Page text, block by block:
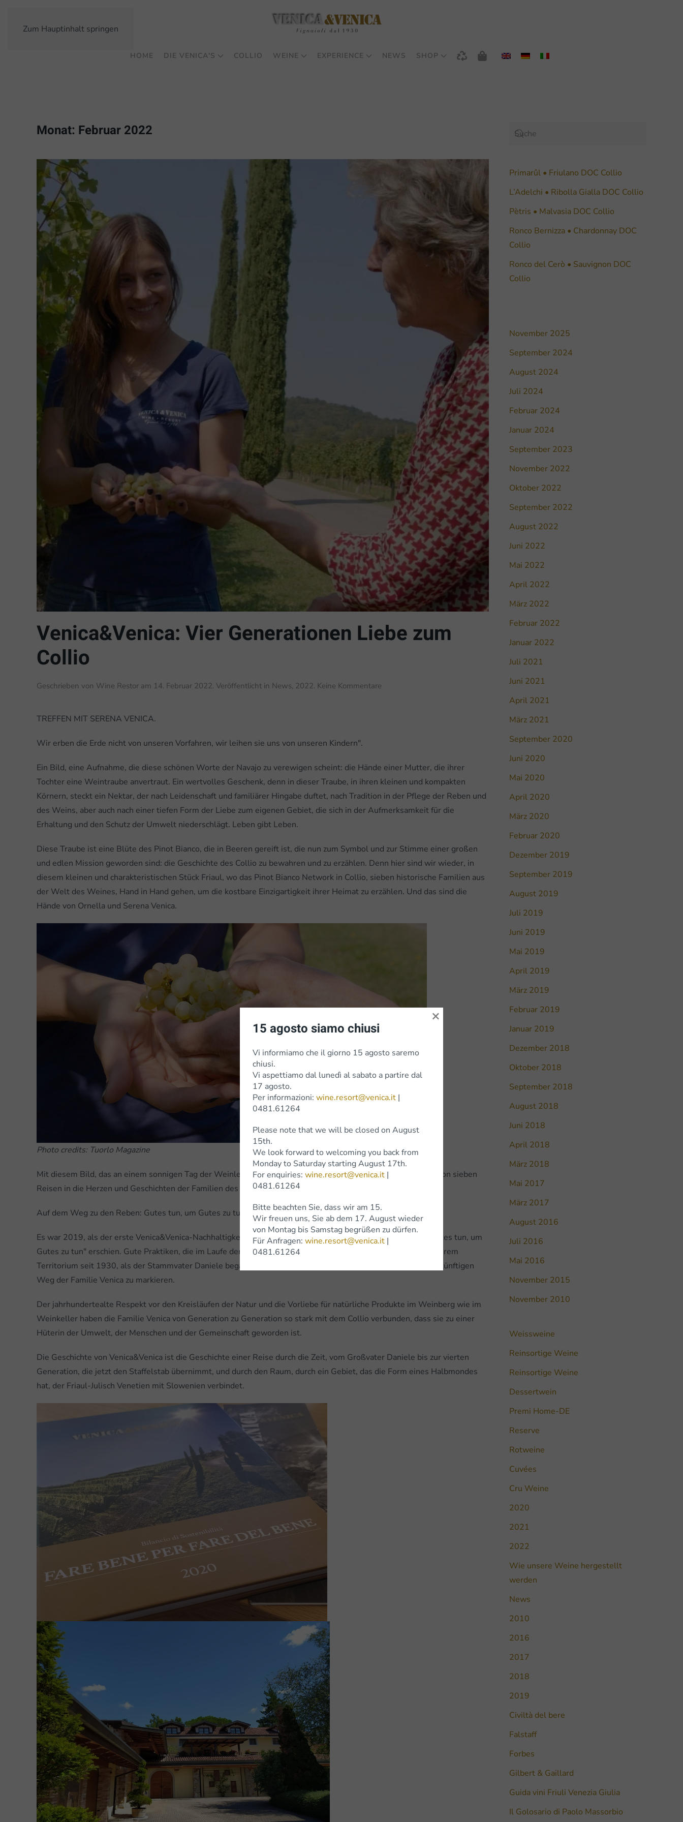
Zum Hauptinhalt springen
HOME DIE VENICA'S COLLIO WEINE EXPERIENCE NEWS SHOP
Monat: Februar 2022
Venica&Venica: Vier Generationen Liebe zum
Collio
Geschrieben von Wine Restor am 14. Februar 2022. Veröffentlicht in News, 2022. Keine Kommentare
TREFFEN MIT SERENA VENICA.
Wir erben die Erde nicht von unseren Vorfahren, wir leihen sie uns von unseren Kindern".
Ein Bild, eine Aufnahme, die diese schönen Worte der Navajo zu verewigen scheint: die Hände einer Mutter, die ihrer
Tochter eine Weintraube anvertraut. Ein wertvolles Geschenk, denn in dieser Traube, in ihren kleinen und kompakten
Körnern, steckt ein Nektar, der nach Leidenschaft und familiärer Hingabe duftet, nach Tradition in der Pflege der Reben und
des Weins, aber auch nach einer tiefen Form der Liebe zum eigenen Gebiet, die sich in der Aufmerksamkeit für die
Erhaltung und den Schutz der Umwelt niederschlägt. Leben gibt Leben.
Diese Traube ist eine Blüte des Pinot Bianco, die in Beeren gereift ist, die nun zum Symbol und zur Stimme einer großen
und edlen Mission geworden sind: die Geschichte des Collio zu bewahren und zu erzählen. Denn hier sind wir wieder, in
diesem kleinen und charakteristischen Stück Friaul, wo das Pinot Bianco Network in Collio, sieben historische Familien aus
der Welt des Weines, Hand in Hand gehen, um die kostbare Einzigartigkeit ihrer Heimat zu erzählen. Und das sind die
Hände von Ornella und Serena Venica.
Photo credits: Tuorlo Magazine
Mit diesem Bild, das an einem sonnigen Tag der Weinlese 2021 aufgenommen wurde, möchte ich die zweite von sieben
Reisen in die Herzen und Geschichten der Familien des Netzwerks beginnen, um Venica&Venica zu entdecken.
Auf dem Weg zu den Reben: Gutes tun, um Gutes zu tun.
Es war 2019, als der erste Venica&Venica-Nachhaltigkeitsbericht von Dolegna del Collio unter dem Motto "Gutes tun, um
Gutes zu tun" erschien. Gute Praktiken, die im Laufe der Jahre eingeführt wurden, aber vor allem die Liebe zu ihrem
Territorium seit 1930, als der Stammvater Daniele begann, auf dem Weg der Weinberge zu gehen und den zukünftigen
Weg der Familie Venica zu markieren.
Der jahrhundertealte Respekt vor den Kreisläufen der Natur und die Vorliebe für natürliche Produkte im Weinberg wie im
Weinkeller haben die Familie Venica von Generation zu Generation so stark mit dem Collio verbunden, dass sie zu einer
Hüterin der Umwelt, der Menschen und der Gemeinschaft geworden ist.
Die Geschichte von Venica&Venica ist die Geschichte einer Reise durch die Zeit, vom Großvater Daniele bis zur vierten
Generation, die jetzt den Staffelstab übernimmt, und durch den Raum, durch ein Gebiet, das die Form eines Halbmondes
hat, der Friaul-Julisch Venetien mit Slowenien verbindet.
Primarûl • Friulano DOC Collio
L’Adelchi • Ribolla Gialla DOC Collio
Pètris • Malvasia DOC Collio
Ronco Bernizza • Chardonnay DOC
Collio
Ronco del Cerò • Sauvignon DOC
Collio
November 2025
September 2024
August 2024
Juli 2024
Februar 2024
Januar 2024
September 2023
November 2022
Oktober 2022
September 2022
August 2022
Juni 2022
Mai 2022
April 2022
März 2022
Februar 2022
Januar 2022
Juli 2021
Juni 2021
April 2021
März 2021
September 2020
Juni 2020
Mai 2020
April 2020
März 2020
Februar 2020
Dezember 2019
September 2019
August 2019
Juli 2019
Juni 2019
Mai 2019
April 2019
März 2019
Februar 2019
Januar 2019
Dezember 2018
Oktober 2018
September 2018
August 2018
Juni 2018
April 2018
März 2018
Mai 2017
März 2017
August 2016
Juli 2016
Mai 2016
November 2015
November 2010
Weissweine
Reinsortige Weine
Reinsortige Weine
Dessertwein
Premi Home-DE
Reserve
Rotweine
Cuvées
Cru Weine
2020
2021
2022
Wie unsere Weine hergestellt
werden
News
2010
2016
2017
2018
2019
Civiltà del bere
Falstaff
Forbes
Gilbert & Gaillard
Guida vini Friuli Venezia Giulia
Il Golosario di Paolo Massorbio
15 agosto siamo chiusi
Vi informiamo che il giorno 15 agosto saremo
chiusi.
Vi aspettiamo dal lunedì al sabato a partire dal
17 agosto.
Per informazioni: wine.resort@venica.it |
0481.61264
Please note that we will be closed on August
15th.
We look forward to welcoming you back from
Monday to Saturday starting August 17th.
For enquiries: wine.resort@venica.it |
0481.61264
Bitte beachten Sie, dass wir am 15.
Wir freuen uns, Sie ab dem 17. August wieder
von Montag bis Samstag begrüßen zu dürfen.
Für Anfragen: wine.resort@venica.it |
0481.61264
×